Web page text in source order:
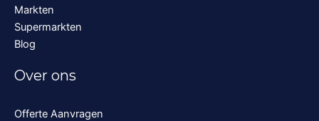
Markten
Supermarkten
Blog
Over ons
Offerte Aanvragen